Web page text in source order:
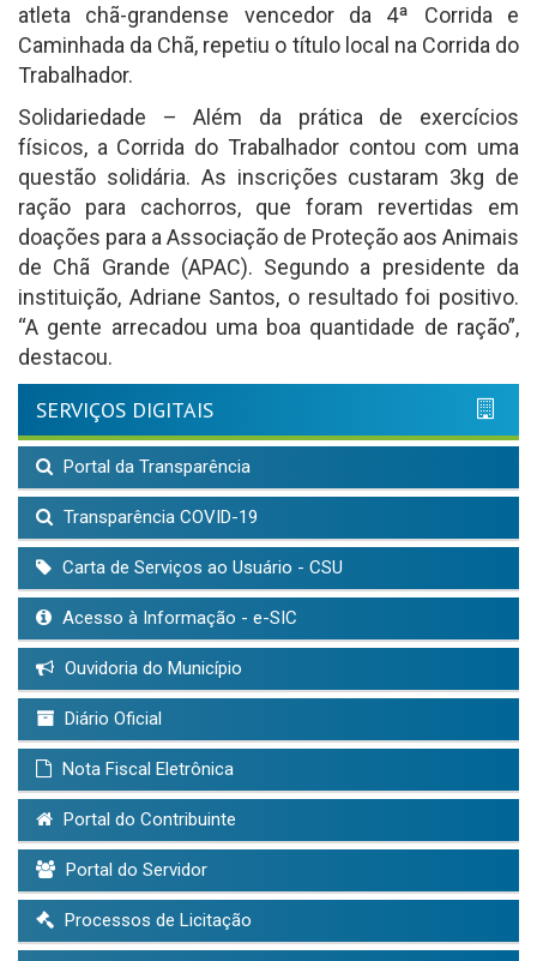
atleta chã-grandense vencedor da 4ª Corrida e
Caminhada da Chã, repetiu o título local na Corrida do
Trabalhador.
Solidariedade – Além da prática de exercícios
físicos, a Corrida do Trabalhador contou com uma
questão solidária. As inscrições custaram 3kg de
ração para cachorros, que foram revertidas em
doações para a Associação de Proteção aos Animais
de Chã Grande (APAC). Segundo a presidente da
instituição, Adriane Santos, o resultado foi positivo.
“A gente arrecadou uma boa quantidade de ração”,
destacou.
SERVIÇOS DIGITAIS
Portal da Transparência
Transparência COVID-19
Carta de Serviços ao Usuário - CSU
Acesso à Informação - e-SIC
Ouvidoria do Município
Diário Oficial
Nota Fiscal Eletrônica
Portal do Contribuinte
Portal do Servidor
Processos de Licitação